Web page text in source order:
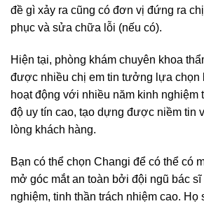
đề gì xảy ra cũng có đơn vị đứng ra
phục và sửa chữa lỗi (nếu có).
Hiện tại, phòng khám chuyên khoa
được nhiều chị em tin tưởng lựa chọn
hoạt động với nhiều năm kinh nghiệm
độ uy tín cao, tạo dựng được niềm tin
lòng khách hàng.
Bạn có thể chọn Changi để có thể có
mở góc mắt an toàn bởi đội ngũ bác
nghiệm, tinh thần trách nhiệm cao. Họ